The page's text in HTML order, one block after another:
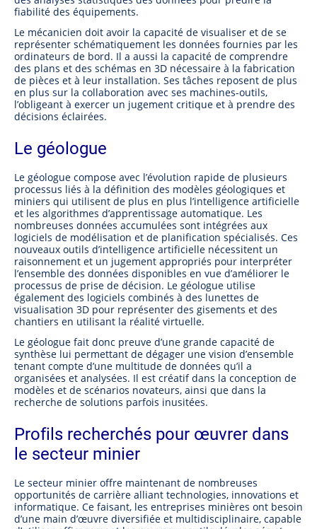
fiabilité des équipements.
Le mécanicien doit avoir la capacité de visualiser et de se
représenter schématiquement les données fournies par les
ordinateurs de bord. Il a aussi la capacité de comprendre
des plans et des schémas en 3D nécessaire à la fabrication
de pièces et à leur installation. Ses tâches reposent de plus
en plus sur la collaboration avec ses machines-outils,
l’obligeant à exercer un jugement critique et à prendre des
décisions éclairées.
Le géologue
Le géologue compose avec l’évolution rapide de plusieurs
processus liés à la définition des modèles géologiques et
miniers qui utilisent de plus en plus l’intelligence artificielle
et les algorithmes d’apprentissage automatique. Les
nombreuses données accumulées sont intégrées aux
logiciels de modélisation et de planification spécialisés. Ces
nouveaux outils d’intelligence artificielle nécessitent un
raisonnement et un jugement appropriés pour interpréter
l’ensemble des données disponibles en vue d’améliorer le
processus de prise de décision. Le géologue utilise
également des logiciels combinés à des lunettes de
visualisation 3D pour représenter des gisements et des
chantiers en utilisant la réalité virtuelle.
Le géologue fait donc preuve d’une grande capacité de
synthèse lui permettant de dégager une vision d’ensemble
tenant compte d’une multitude de données qu’il a
organisées et analysées. Il est créatif dans la conception de
modèles et de scénarios novateurs, ainsi que dans la
recherche de solutions parfois inusitées.
Profils recherchés pour œuvrer dans
le secteur minier
Le secteur minier offre maintenant de nombreuses
opportunités de carrière alliant technologies, innovations et
informatique. Ce faisant, les entreprises minières ont besoin
d’une main d’œuvre diversifiée et multidisciplinaire, capable